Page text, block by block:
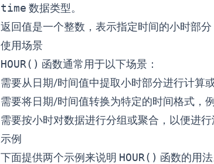
time 数据类型。
返回值是一个整数，表示指定时间的小时部分
使用场景
HOUR() 函数通常用于以下场景：
需要从日期/时间值中提取小时部分进行计算
需要将日期/时间值转换为特定的时间格式，
需要按小时对数据进行分组或聚合，以便进行
示例
下面提供两个示例来说明 HOUR() 函数的用法